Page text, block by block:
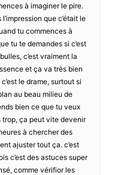
à imaginer le pire.
que c’était le
tu commences à
tu te demandes si c’est
c’est vraiment la
et ça va très bien
le drame, surtout si
au beau milieu de
bien ce que tu veux
trop, ça peut vite devenir
à chercher des
ajuster tout ça. c’est
c’est des astuces super
comme vérifior les